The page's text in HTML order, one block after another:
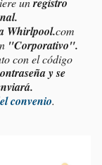
Whirlpool.com
"Corporativo".
con el código
y se
convenio.